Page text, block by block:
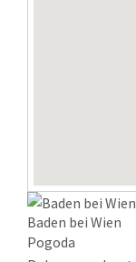
Baden bei Wien
Pogoda